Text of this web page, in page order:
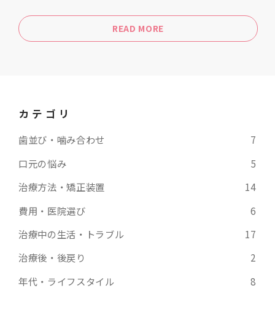
READ MORE
カテゴリ
歯並び・噛み合わせ
7
口元の悩み
5
治療方法・矯正装置
14
費用・医院選び
6
治療中の生活・トラブル
17
治療後・後戻り
2
年代・ライフスタイル
8